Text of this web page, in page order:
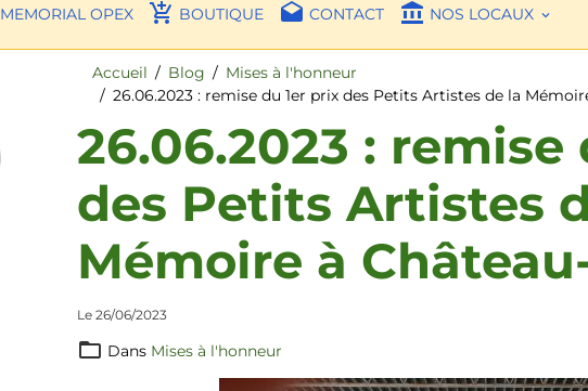
MEMORIAL OPEX
BOUTIQUE CONTACT NOS LOCAUX
Accueil Blog
Mises à l'honneur
26.06.2023 : remise du 1er prix des Petits Artistes de la
26.06.2023 : remise
des Petits Artistes
Mémoire à
Le 26/06/2023
Dans Mises à l'honneur